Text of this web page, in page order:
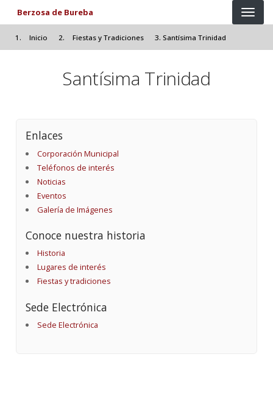
Pasar al contenido principal
Berzosa de Bureba
Inicio Fiestas y Tradiciones Santísima Trinidad
Santísima Trinidad
Enlaces
Corporación Municipal
Teléfonos de interés
Noticias
Eventos
Galería de Imágenes
Conoce nuestra historia
Historia
Lugares de interés
Fiestas y tradiciones
Sede Electrónica
Sede Electrónica